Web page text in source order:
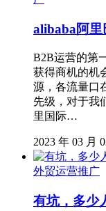
alibaba阿里
B2B运营的第
获得商机的机
源，各流量口
先级，对于我
里国际…
2023 年 03 月
外贸运营推广
有坑，多少